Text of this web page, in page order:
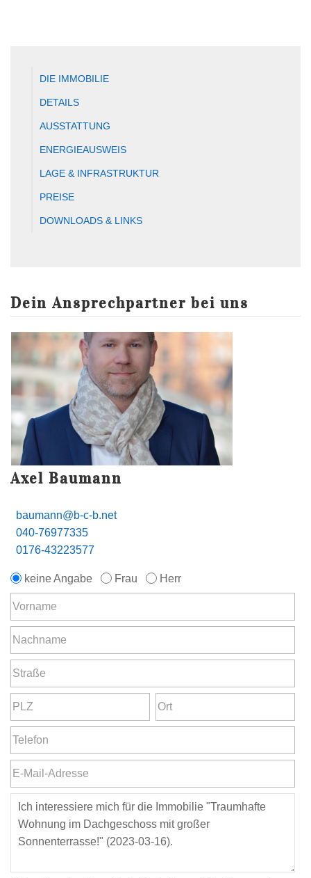
DIE IMMOBILIE
DETAILS
AUSSTATTUNG
ENERGIEAUSWEIS
LAGE & INFRASTRUKTUR
PREISE
DOWNLOADS & LINKS
Dein Ansprechpartner bei uns
Axel Baumann
baumann@b-c-b.net
040-76977335
0176-43223577
keine Angabe Frau Herr